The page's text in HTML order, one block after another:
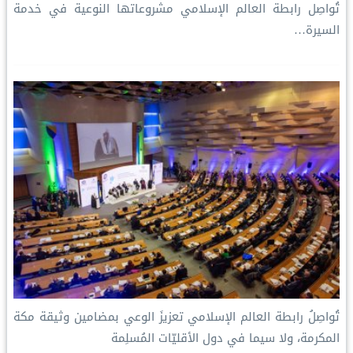
تُواصِل رابطة العالم الإسلامي مشروعاتها النوعية في خدمة
السيرة…
تُواصِلُ ⁧‫رابطة العالم الإسلامي‬⁩ تعزيزَ الوعي بمضامين وثيقة مكة
المكرمة، ولا سيما في دول الأقليّات المُسلِمة